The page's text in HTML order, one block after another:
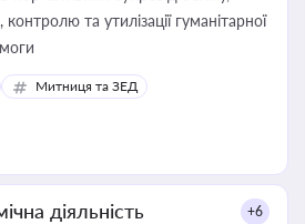
та утилізації гуманітарної
Митниця та ЗЕД
діяльність +6